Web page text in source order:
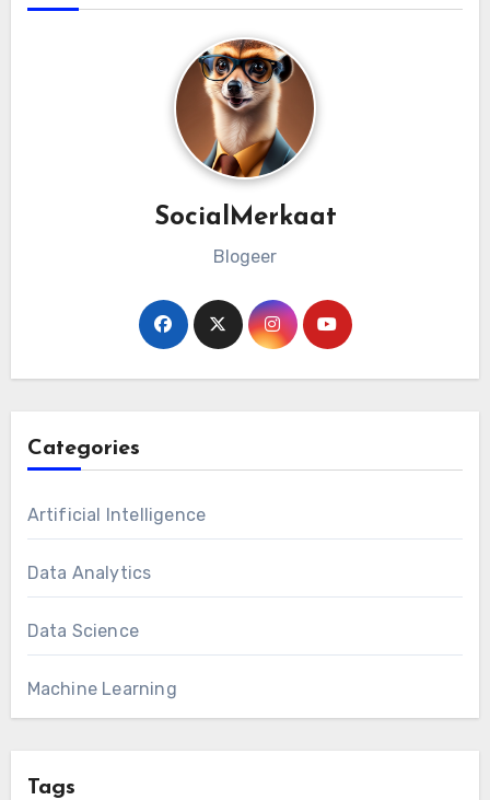
SocialMerkaat
Blogeer
Categories
Artificial Intelligence
Data Analytics
Data Science
Machine Learning
Tags